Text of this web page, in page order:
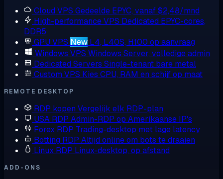
Cloud VPS Gedeelde EPYC, vanaf $2,48/mnd
High-performance VPS Dedicated EPYC-cores,
DDR5
GPU VPS New L4, L40S, H100 op aanvraag
Windows VPS Windows Server, volledige admin
Dedicated Servers Single-tenant bare metal
Custom VPS Kies CPU, RAM en schijf op maat
REMOTE DESKTOP
RDP kopen Vergelijk elk RDP-plan
USA RDP Admin-RDP op Amerikaanse IP's
Forex RDP Trading-desktop met lage latency
Botting RDP Altijd online om bots te draaien
Linux RDP Linux-desktop, op afstand
ADD-ONS